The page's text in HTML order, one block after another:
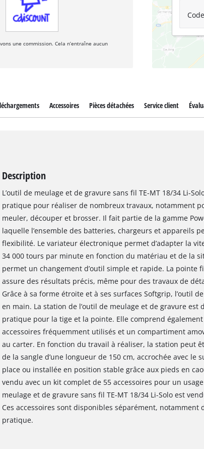
une commission. Cela n’entraîne aucun
Accessoires Pièces détachées Service client
Description
L’outil de meulage et de gravure sans fil TE-MT 18/34 Li-
pratique pour réaliser de nombreux travaux, notamment
meuler, découper et brosser. Il fait partie de la gamme
laquelle l’ensemble des batteries, chargeurs et appareils
flexibilité. Le variateur électronique permet d’adapter la
34 000 tours par minute en fonction du matériau et de la
permet un changement d’outil simple et rapide. La pointe
assure des résultats précis, même pour des travaux de
Grâce à sa forme étroite et à ses surfaces Softgrip, l’outil
en main. La station de l’outil de meulage et de gravure est
pratique pour la tige et la pointe. Elle comprend
accessoires fréquemment utilisés et un compartiment
au carter. En fonction du travail à réaliser, la station peut
de la sangle d’une longueur de 150 cm, accrochée avec
place ou installée en position stable grâce aux pieds en
vendu avec un kit complet de 55 accessoires pour un
meulage et de gravure sans fil TE-MT 18/34 Li-Solo est
Ces accessoires sont disponibles séparément, notamment
pratique.